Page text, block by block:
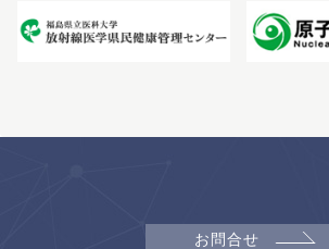
お問合せ